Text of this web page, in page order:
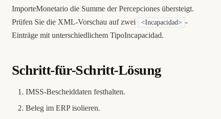
ImporteMonetario die Summe der Percepciones übersteigt.
Prüfen Sie die XML-Vorschau auf zwei
<Incapacidad> -
Einträge mit unterschiedlichem TipoIncapacidad.
Schritt-für-Schritt-Lösung
IMSS-Bescheiddaten festhalten.
Beleg im ERP isolieren.